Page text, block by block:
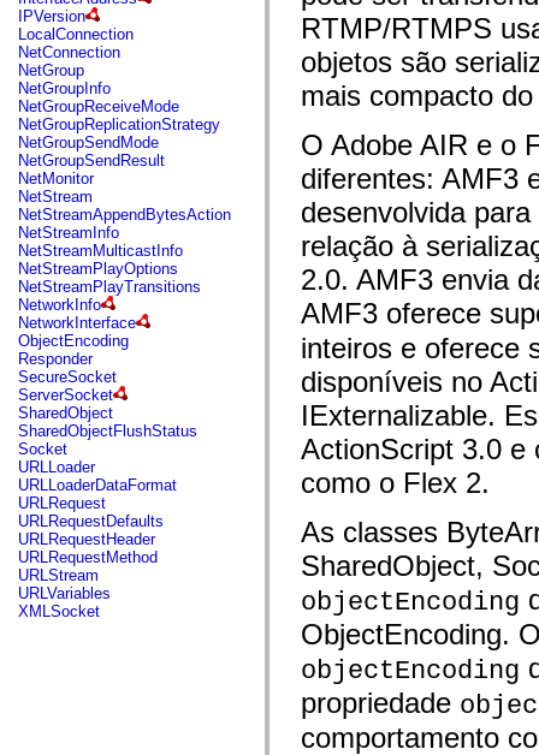
fl.transitions.easing
fl.video
flash.accessibility
flash.concurrent
flash.crypto
flash.data
flash.desktop
flash.display
flash.display3D
flash.display3D.textures
flash.errors
flash.events
flash.external
flash.filesystem
flash.filters
flash.geom
flash.globalization
flash.html
flash.media
flash.net
flash.net.dns
flash.net.drm
flash.notifications
flash.permissions
flash.printing
flash.profiler
flash.sampler
flash.security
flash.sensors
flash.system
flash.text
flash.text.engine
flash.text.ime
flash.ui
IPVersion
LocalConnection
NetConnection
NetGroup
NetGroupInfo
NetGroupReceiveMode
NetGroupReplicationStrategy
NetGroupSendMode
NetGroupSendResult
NetMonitor
NetStream
NetStreamAppendBytesAction
NetStreamInfo
NetStreamMulticastInfo
NetStreamPlayOptions
NetStreamPlayTransitions
NetworkInfo
NetworkInterface
ObjectEncoding
Responder
SecureSocket
ServerSocket
SharedObject
SharedObjectFlushStatus
Socket
URLLoader
URLLoaderDataFormat
URLRequest
URLRequestDefaults
URLRequestHeader
URLRequestMethod
URLStream
URLVariables
XMLSocket
RTMP/RTMPS
objetos são
mais compacto
O Adobe AIR e o
diferentes: AMF3
desenvolvida
relação à
2.0. AMF3 envia
AMF3 oferece
inteiros e oferece
disponíveis no
IExternalizable.
ActionScript 3.0 e
como o Flex 2.
As classes
SharedObject,
objectEncoding
ObjectEncoding.
objectEncoding
propriedade
comportamento